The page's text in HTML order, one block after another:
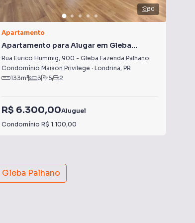
30
Apartamento
Apartamento para Alugar em Gleba
Fazenda Palhano
Rua Eurico Hummig, 900 - Gleba Fazenda Palhano
Condomínio Maison Privilege · Londrina, PR
133m² 3 5 2
R$ 6.300,00Aluguel
Condomínio R$ 1.100,00
Gleba Palhano